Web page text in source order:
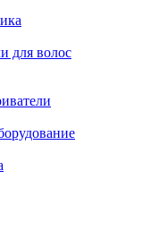
для волос